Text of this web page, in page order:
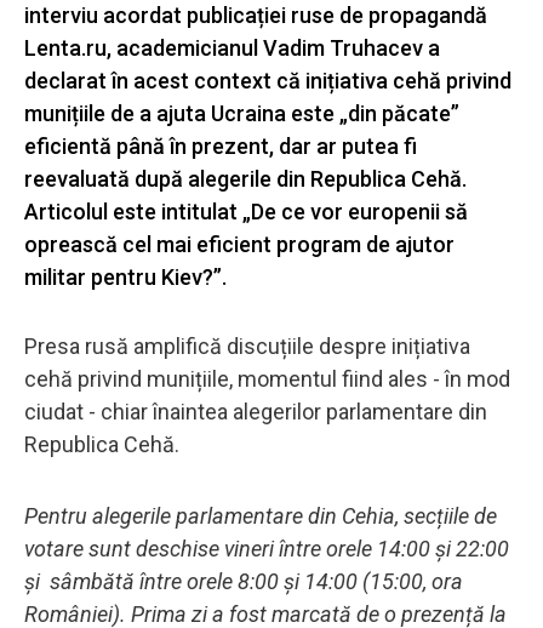
interviu acordat publicației ruse de propagandă
Lenta.ru, academicianul Vadim Truhacev a
declarat în acest context că inițiativa cehă privind
munițiile de a ajuta Ucraina este „din păcate”
eficientă până în prezent, dar ar putea fi
reevaluată după alegerile din Republica Cehă.
Articolul este intitulat „De ce vor europenii să
oprească cel mai eficient program de ajutor
militar pentru Kiev?”.
Presa rusă amplifică discuțiile despre inițiativa
cehă privind munițiile, momentul fiind ales - în mod
ciudat - chiar înaintea alegerilor parlamentare din
Republica Cehă.
Pentru alegerile parlamentare din Cehia, secțiile de
votare sunt deschise vineri între orele 14:00 și 22:00
și sâmbătă între orele 8:00 și 14:00 (15:00, ora
României). Prima zi a fost marcată de o prezență la